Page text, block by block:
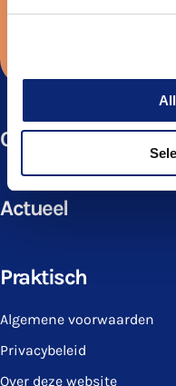
Aanmelden
Cursussen
Actueel
Praktisch
Algemene voorwaarden
Privacybeleid
Over deze website